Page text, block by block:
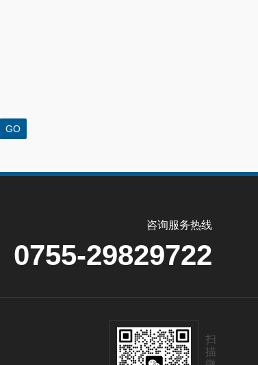
咨询服务热线
0755-29829722
扫
描